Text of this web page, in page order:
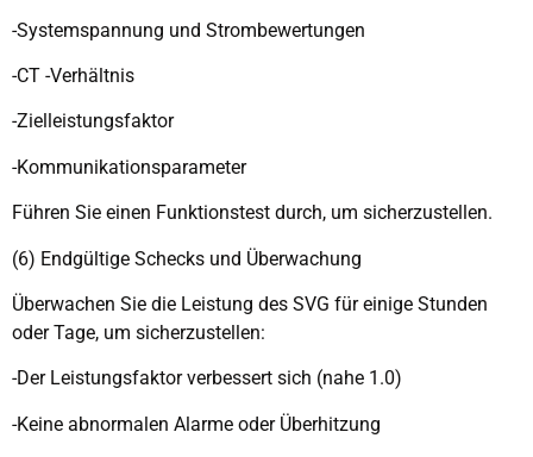
-Systemspannung und Strombewertungen
-CT -Verhältnis
-Zielleistungsfaktor
-Kommunikationsparameter
Führen Sie einen Funktionstest durch, um sicherzustellen.
(6) Endgültige Schecks und Überwachung
Überwachen Sie die Leistung des SVG für einige Stunden
oder Tage, um sicherzustellen:
-Der Leistungsfaktor verbessert sich (nahe 1.0)
-Keine abnormalen Alarme oder Überhitzung